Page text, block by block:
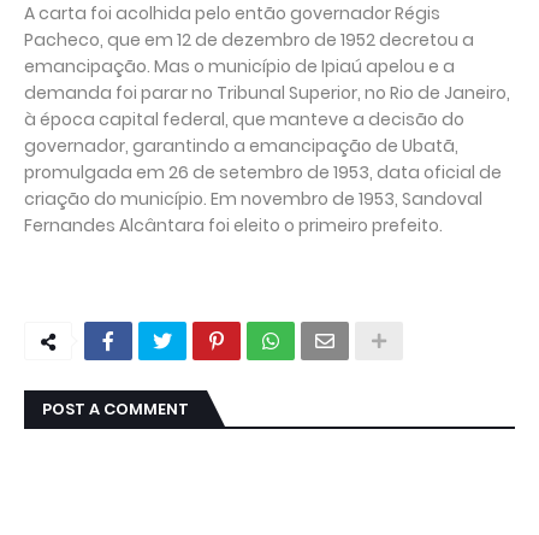
A carta foi acolhida pelo então governador Régis
Pacheco, que em 12 de dezembro de 1952 decretou a
emancipação. Mas o município de Ipiaú apelou e a
demanda foi parar no Tribunal Superior, no Rio de Janeiro,
à época capital federal, que manteve a decisão do
governador, garantindo a emancipação de Ubatã,
promulgada em 26 de setembro de 1953, data oficial de
criação do município. Em novembro de 1953, Sandoval
Fernandes Alcântara foi eleito o primeiro prefeito.
POST A COMMENT